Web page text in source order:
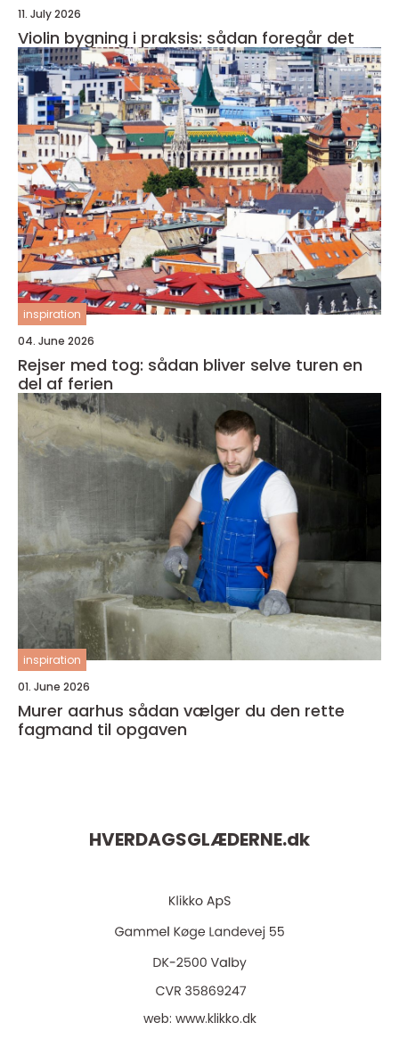
11. July 2026
Violin bygning i praksis: sådan foregår det
inspiration
04. June 2026
Rejser med tog: sådan bliver selve turen en
del af ferien
inspiration
01. June 2026
Murer aarhus sådan vælger du den rette
fagmand til opgaven
HVERDAGSGLÆDERNE.dk
web: www.klikko.dk